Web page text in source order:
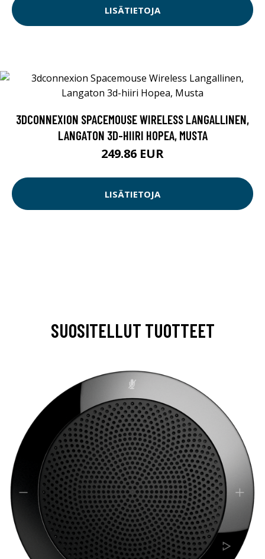
LISÄTIETOJA
3DCONNEXION SPACEMOUSE WIRELESS LANGALLINEN,
LANGATON 3D-HIIRI HOPEA, MUSTA
249.86 EUR
LISÄTIETOJA
SUOSITELLUT TUOTTEET